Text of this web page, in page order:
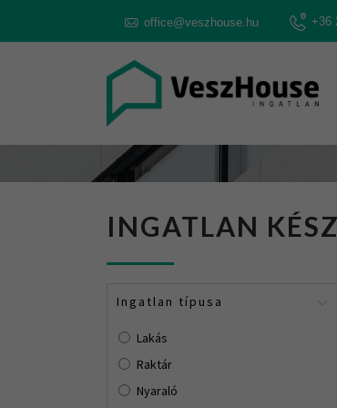
office@veszhouse.hu +36
INGATLAN
Ingatlan típusa
Lakás
Raktár
Nyaraló